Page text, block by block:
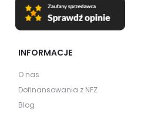
INFORMACJE
O nas
Dofinansowania z NFZ
Blog